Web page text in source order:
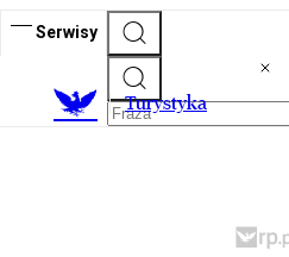
Serwisy
Turystyka